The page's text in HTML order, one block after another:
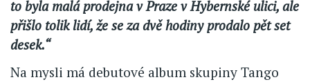
to byla malá prodejna v Praze v Hybernské ulici, ale
přišlo tolik lidí, že se za dvě hodiny prodalo pět set
desek.“
Na mysli má debutové album skupiny Tango